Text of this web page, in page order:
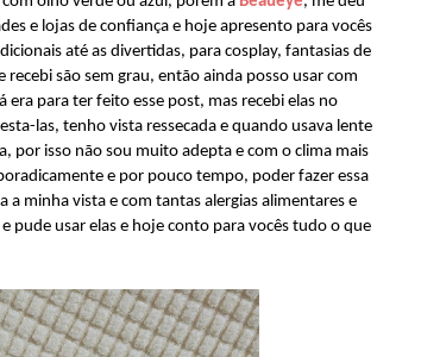
e lojas de confiança e hoje apresento para vocês
até as divertidas, para cosplay, fantasias de
são sem grau, então ainda posso usar com
era para ter feito esse post, mas recebi elas no
las, tenho vista ressecada e quando usava lente
por isso não sou muito adepta e com o clima mais
e por pouco tempo, poder fazer essa
minha vista e com tantas alergias alimentares e
pude usar elas e hoje conto para vocês tudo o que